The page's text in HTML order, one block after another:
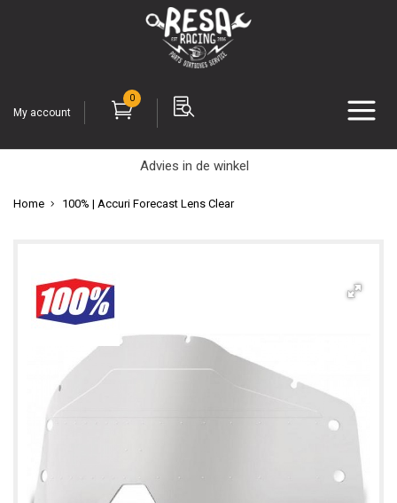
My account
0
Advies in de winkel
Home 100% | Accuri Forecast Lens Clear